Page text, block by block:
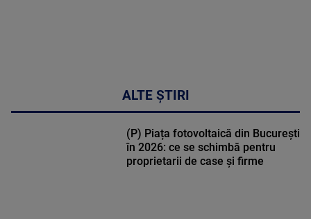
ALTE ȘTIRI
(P) Piața fotovoltaică din București
în 2026: ce se schimbă pentru
proprietarii de case și firme